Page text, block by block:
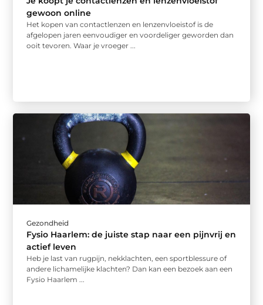
gewoon online
Het kopen van contactlenzen en lenzenvloeistof is de
afgelopen jaren eenvoudiger en voordeliger geworden dan
ooit tevoren. Waar je vroeger ...
Gezondheid
Fysio Haarlem: de juiste stap naar een pijnvrij en
actief leven
Heb je last van rugpijn, nekklachten, een sportblessure of
andere lichamelijke klachten? Dan kan een bezoek aan een
Fysio Haarlem ...